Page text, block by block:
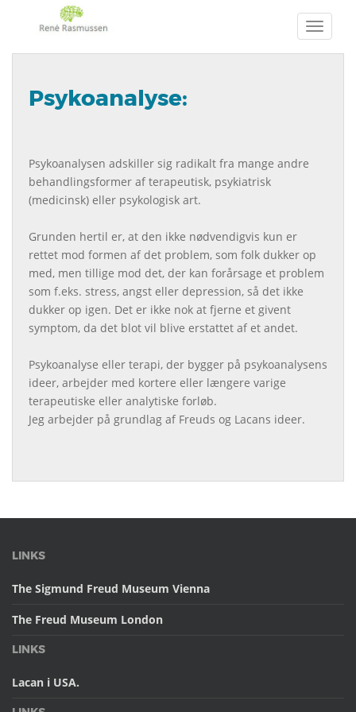
TOGGLE
Psykoanalyse:
Psykoanalysen adskiller sig radikalt fra mange andre
behandlingsformer af terapeutisk, psykiatrisk
(medicinsk) eller psykologisk art.
Grunden hertil er, at den ikke nødvendigvis kun er
rettet mod formen af det problem, som folk dukker op
med, men tillige mod det, der kan forårsage et problem
som f.eks. stress, angst eller depression, så det ikke
dukker op igen. Det er ikke nok at fjerne et givent
symptom, da det blot vil blive erstattet af et andet.
Psykoanalyse eller terapi, der bygger på psykoanalysens
ideer, arbejder med kortere eller længere varige
terapeutiske eller analytiske forløb.
Jeg arbejder på grundlag af Freuds og Lacans ideer.
LINKS
The Sigmund Freud Museum Vienna
The Freud Museum London
LINKS
Lacan i USA.